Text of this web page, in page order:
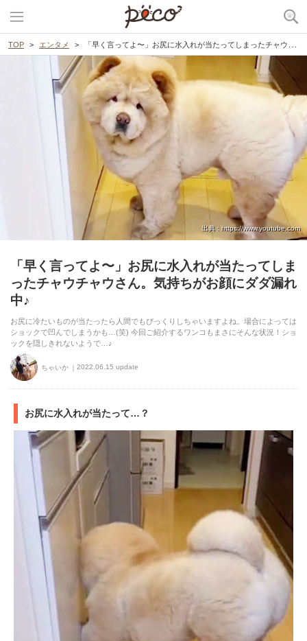
TOP エンタメ 「早く言ってよ〜」お尻に水入れが当たってしまったチャウチャウさん。気持ちがお顔にダダ漏れ中♪
出典 : https://www.youtube.com
「早く言ってよ〜」お尻に水入れが当たってしま
ったチャウチャウさん。気持ちがお顔にダダ漏れ
中♪
お尻に冷たいものが当たったら人間でもびっくりしちゃいますよね。場合によっては
ショックで凹んでしまうかも…(笑) 今回ご紹介するワンコもまさにそんな状況！ショ
ックを隠しきれないようで…♪
ちゃいか 2022.06.15 update
お尻に水入れが当たって…？